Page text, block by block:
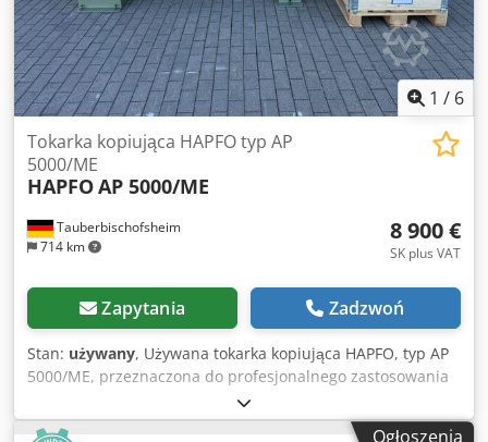
1 / 6
Tauberbischofsheim
714 km
Tokarka kopiująca HAPFO typ AP
5000/ME
HAPFOAP 5000/ME
8 900 €
SK plus VAT
Zapytania Zadzwoń
Stan: używany, Używana tokarka kopiująca HAPFO, typ AP
5000/ME, przeznaczona do profesjonalnego zastosowania
w obróbce drewna. Maszyna służy do kopiowania kształtów
obrabianych elementów i nadaje się do typowych operacji
Ogłoszenia